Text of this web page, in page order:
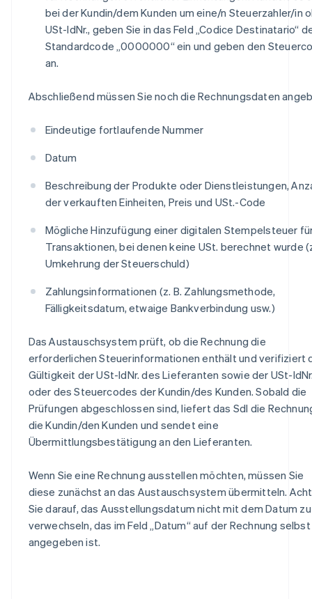
bei der Kundin/dem Kunden um eine/n Steuerzahler/in
USt-IdNr., geben Sie in das Feld „Codice Destinatario“
Standardcode „0000000“ ein und geben den
an.
Abschließend müssen Sie noch die Rechnungsdaten
Eindeutige fortlaufende Nummer
Datum
Beschreibung der Produkte oder Dienstleistungen,
der verkauften Einheiten, Preis und USt.-Code
Mögliche Hinzufügung einer digitalen Stempelsteuer
Transaktionen, bei denen keine USt. berechnet wurde
Umkehrung der Steuerschuld)
Zahlungsinformationen (z. B. Zahlungsmethode,
Fälligkeitsdatum, etwaige Bankverbindung usw.)
Das Austauschsystem prüft, ob die Rechnung die
erforderlichen Steuerinformationen enthält und verifiziert
Gültigkeit der USt-IdNr. des Lieferanten sowie der USt-
oder des Steuercodes der Kundin/des Kunden. Sobald die
Prüfungen abgeschlossen sind, liefert das SdI die
die Kundin/den Kunden und sendet eine
Übermittlungsbestätigung an den Lieferanten.
Wenn Sie eine Rechnung ausstellen möchten, müssen Sie
diese zunächst an das Austauschsystem übermitteln.
Sie darauf, das Ausstellungsdatum nicht mit dem Datum zu
verwechseln, das im Feld „Datum“ auf der Rechnung selbst
angegeben ist.